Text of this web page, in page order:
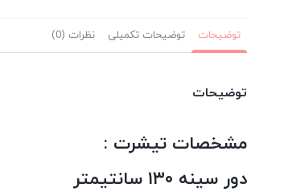
توضیحات توضیحات تکمیلی نظرات (0)
توضیحات
مشخصات تیشرت :
دور سینه ۱۳۰ سانتیمتر